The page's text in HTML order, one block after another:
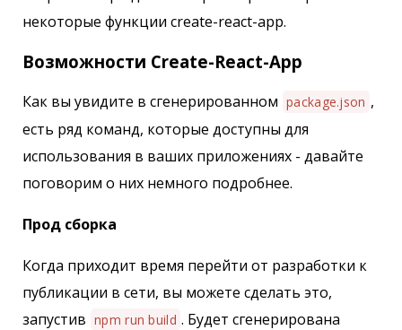
некоторые функции create-react-app.
Возможности Create-React-App
Как вы увидите в сгенерированном package.json ,
есть ряд команд, которые доступны для
использования в ваших приложениях - давайте
поговорим о них немного подробнее.
Прод сборка
Когда приходит время перейти от разработки к
публикации в сети, вы можете сделать это,
запустив npm run build . Будет сгенерирована